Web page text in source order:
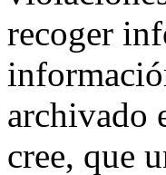
recoger
archivado
cree, que